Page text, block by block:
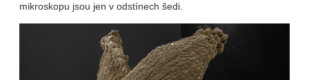
mikroskopu jsou jen v odstínech šedi.